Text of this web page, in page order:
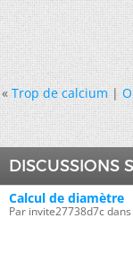
« Trop de calcium|
DISCUSSIONS
Calcul de diamètre
Par invite27738d7c